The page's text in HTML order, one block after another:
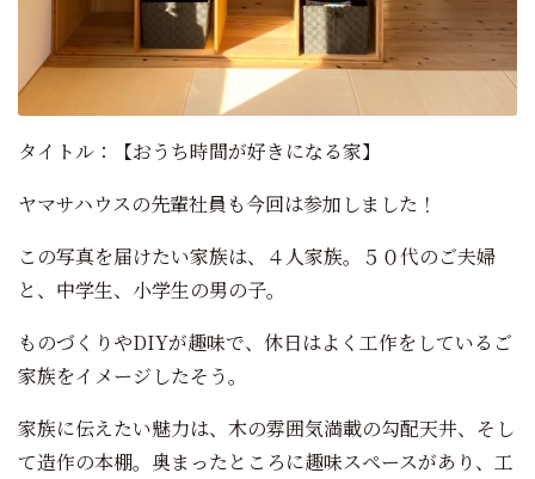
タイトル：【おうち時間が好きになる家】
ヤマサハウスの先輩社員も今回は参加しました！
この写真を届けたい家族は、４人家族。５０代のご夫婦
と、中学生、小学生の男の子。
ものづくりやDIYが趣味で、休日はよく工作をしているご
家族をイメージしたそう。
家族に伝えたい魅力は、木の雰囲気満載の勾配天井、そし
て造作の本棚。奥まったところに趣味スペースがあり、工